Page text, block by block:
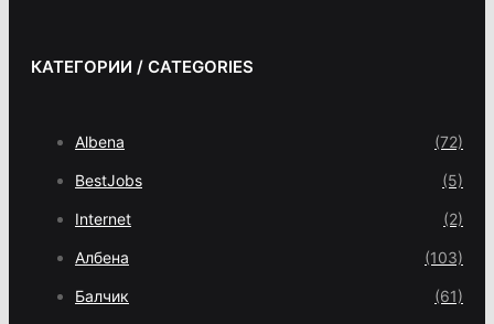
КАТЕГОРИИ / CATEGORIES
Albena (72)
BestJobs (5)
Internet (2)
Албена (103)
Балчик (61)